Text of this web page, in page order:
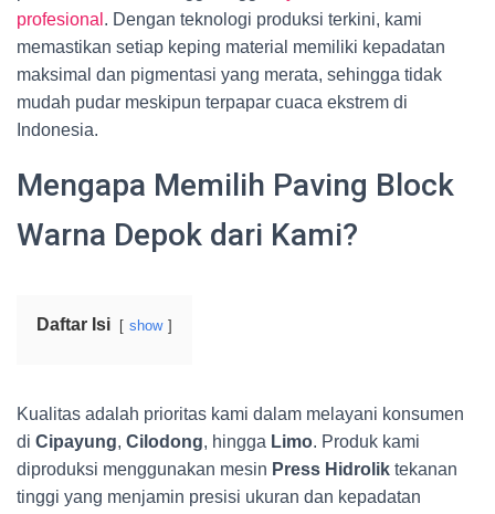
profesional . Dengan teknologi produksi terkini, kami
memastikan setiap keping material memiliki kepadatan
maksimal dan pigmentasi yang merata, sehingga tidak
mudah pudar meskipun terpapar cuaca ekstrem di
Indonesia.
Mengapa Memilih Paving Block
Warna Depok dari Kami?
Daftar Isi show
Kualitas adalah prioritas kami dalam melayani konsumen
di Cipayung, Cilodong, hingga Limo. Produk kami
diproduksi menggunakan mesin Press Hidrolik tekanan
tinggi yang menjamin presisi ukuran dan kepadatan